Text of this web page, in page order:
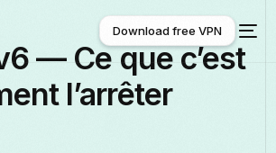
Download free VPN
Download free VPN
— Ce que c’est
l’arrêter